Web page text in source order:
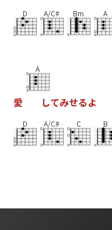
D A/C# Bm A
愛
A
してみせるよ
D A/C# C B